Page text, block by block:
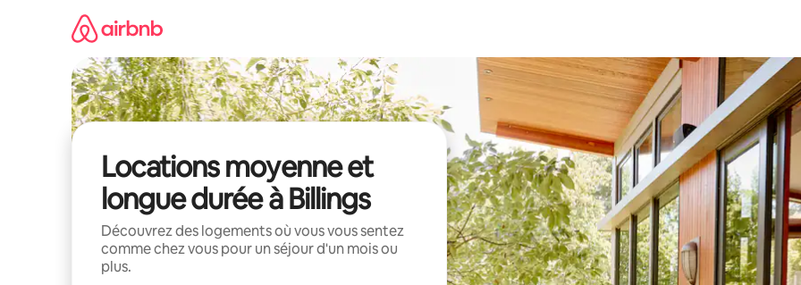
Locations moyenne et
longue durée à Billings
Découvrez des logements où vous vous sentez
comme chez vous pour un séjour d'un mois ou
plus.